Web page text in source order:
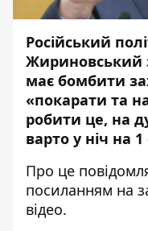
Російський
Жириновський
має бомбити
«покарати та
робити це, на
варто у ніч на 1
Про це
посиланням на
відео.